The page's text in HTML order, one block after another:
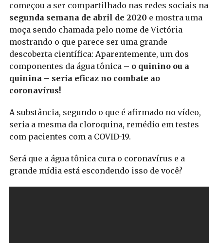
começou a ser compartilhado nas redes sociais na
segunda semana de abril de 2020 e mostra uma
moça sendo chamada pelo nome de Victória
mostrando o que parece ser uma grande
descoberta científica: Aparentemente, um dos
componentes da água tônica – o quinino ou a
quinina – seria eficaz no combate ao
coronavírus!
A substância, segundo o que é afirmado no vídeo,
seria a mesma da cloroquina, remédio em testes
com pacientes com a COVID-19.
Será que a água tônica cura o coronavírus e a
grande mídia está escondendo isso de você?